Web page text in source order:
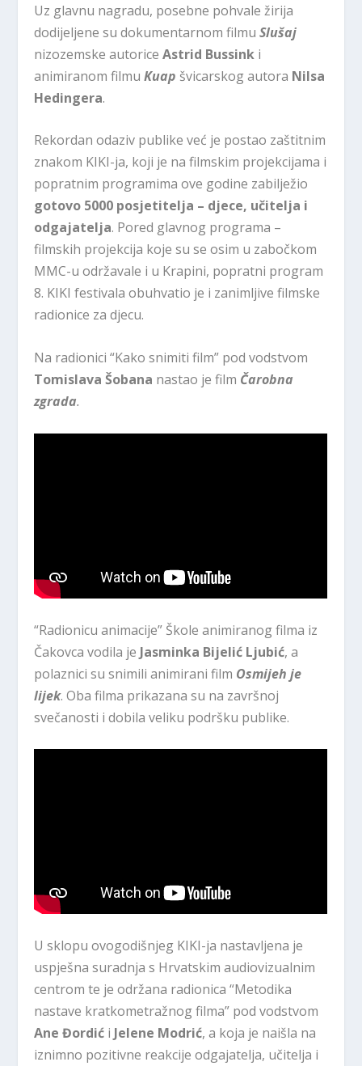
Uz glavnu nagradu, posebne pohvale žirija
dodijeljene su dokumentarnom filmuSlušaj
nizozemske autoriceAstrid Bussink i
animiranom filmuKuap švicarskog autora Nilsa
Hedingera.
Rekordan odaziv publike već je postao zaštitnim
znakom KIKI-ja, koji je na filmskim projekcijama i
popratnim programima ove godine zabilježio
gotovo 5000 posjetitelja – djece, učitelja i
odgajatelja. Pored glavnog programa –
filmskih projekcija koje su se osim u zabočkom
MMC-u održavale i u Krapini, popratni program
8. KIKI festivala obuhvatio je i zanimljive filmske
radionice za djecu.
Na radionici “Kako snimiti film” pod vodstvom
Tomislava Šobana nastao je film Čarobna
zgrada.
“Radionicu animacije” Škole animiranog filma iz
Čakovca vodila je Jasminka Bijelić Ljubić, a
polaznici su snimili animirani film Osmijeh je
lijek. Oba filma prikazana su na završnoj
svečanosti i dobila veliku podršku publike.
U sklopu ovogodišnjeg KIKI-ja nastavljena je
uspješna suradnja s Hrvatskim audiovizualnim
centrom te je održana radionica “Metodika
nastave kratkometražnog filma” pod vodstvom
Ane Đordić i Jelene Modrić, a koja je naišla na
iznimno pozitivne reakcije odgajatelja, učitelja i